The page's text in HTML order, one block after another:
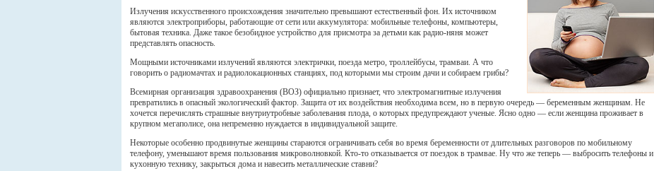
Излучения искусственного происхождения значительно превышают естественный фон. Их источником
являются электроприборы, работающие от сети или аккумулятора: мобильные телефоны, компьютеры,
бытовая техника. Даже такое безобидное устройство для присмотра за детьми как радио-няня может
представлять опасность.
Мощными источниками излучений являются электрички, поезда метро, троллейбусы, трамваи. А что
говорить о радиомачтах и радиолокационных станциях, под которыми мы строим дачи и собираем грибы?
Всемирная организация здравоохранения (ВОЗ) официально признает, что электромагнитные излучения
превратились в опасный экологический фактор. Защита от их воздействия необходима всем, но в первую очередь — беременным женщинам. Не
хочется перечислять страшные внутриутробные заболевания плода, о которых предупреждают ученые. Ясно одно — если женщина проживает в
крупном мегаполисе, она непременно нуждается в индивидуальной защите.
Некоторые особенно продвинутые женщины стараются ограничивать себя во время беременности от длительных разговоров по мобильному
телефону, уменьшают время пользования микроволновкой. Кто-то отказывается от поездок в трамвае. Ну что же теперь — выбросить телефоны и
кухонную технику, закрыться дома и навесить металлические ставни?